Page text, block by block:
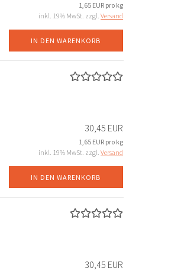
1,65 EUR pro kg
inkl. 19% MwSt. zzgl. Versand
IN DEN WARENKORB
30,45 EUR
1,65 EUR pro kg
inkl. 19% MwSt. zzgl. Versand
IN DEN WARENKORB
30,45 EUR